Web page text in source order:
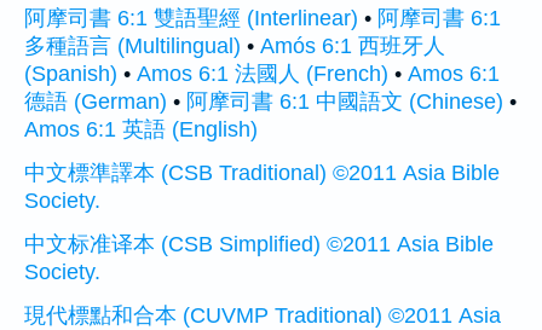
阿摩司書 6:1 雙語聖經 (Interlinear) • 阿摩司書 6:1
多種語言 (Multilingual) • Amós 6:1 西班牙人
(Spanish) • Amos 6:1 法國人 (French) • Amos 6:1
德語 (German) • 阿摩司書 6:1 中國語文 (Chinese) •
Amos 6:1 英語 (English)
中文標準譯本 (CSB Traditional) ©2011 Asia Bible
Society.
中文标准译本 (CSB Simplified) ©2011 Asia Bible
Society.
現代標點和合本 (CUVMP Traditional) ©2011 Asia